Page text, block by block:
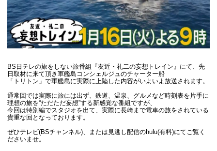
リーフレット
BS日テレの旅をしない旅番組『友近・礼二の妄想トレイン』にて、先
日取材に来て頂き軍艦島コンシェルジュのチャーター船
「トリトン」で軍艦島に実際に上陸した内容がいよいよ放送されます。
通常回では実際に旅には出ず、鉄道、温泉、グルメなど時刻表を片手に
理想の旅を“ただただ妄想”する新感覚な番組ですが、
今回は特別編でスタジオを出て、実際に長崎まで電車の旅をされている
貴重な回となっております。
ぜひテレビ(BSチャンネル)、または見逃し配信のhulu(有料)にてご覧く
ださいませ。
常盤桟橋
午前便 午後便
10:30～
※午後便のお客様
ております。
軍艦島デジタルミュージアム
見学
～10:00 ～13:00
常盤桟橋へ移動 10:00～10:15 13:00～13:20
乗船開始 10:15～ 13:20～
軍艦島上陸 14:40～15:25